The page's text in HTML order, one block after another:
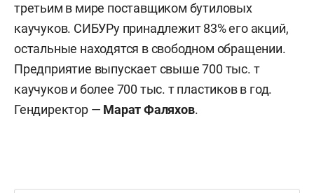
третьим в мире поставщиком бутиловых
каучуков. СИБУРу принадлежит 83% его акций,
остальные находятся в свободном обращении.
Предприятие выпускает свыше 700 тыс. т
каучуков и более 700 тыс. т пластиков в год.
Гендиректор — Марат Фаляхов.